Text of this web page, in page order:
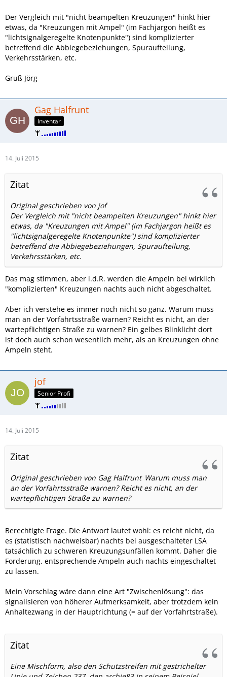
Der Vergleich mit "nicht beampelten Kreuzungen" hinkt hier
etwas, da "Kreuzungen mit Ampel" (im Fachjargon heißt es
"lichtsignalgeregelte Knotenpunkte") sind komplizierter
betreffend die Abbiegebeziehungen, Spuraufteilung,
Verkehrsstärken, etc.
Gruß Jörg
Gag Halfrunt
Inventar
14. Juli 2015
Zitat
Original geschrieben von jof
Der Vergleich mit "nicht beampelten Kreuzungen" hinkt hier
etwas, da "Kreuzungen mit Ampel" (im Fachjargon heißt es
"lichtsignalgeregelte Knotenpunkte") sind komplizierter
betreffend die Abbiegebeziehungen, Spuraufteilung,
Verkehrsstärken, etc.
Das mag stimmen, aber i.d.R. werden die Ampeln bei wirklich
"komplizierten" Kreuzungen nachts auch nicht abgeschaltet.
Aber ich verstehe es immer noch nicht so ganz. Warum muss
man an der Vorfahrtsstraße warnen? Reicht es nicht, an der
wartepflichtigen Straße zu warnen? Ein gelbes Blinklicht dort
ist doch auch schon wesentlich mehr, als an Kreuzungen ohne
Ampeln steht.
jof
Senior Profi
14. Juli 2015
Zitat
Original geschrieben von Gag Halfrunt Warum muss man
an der Vorfahrtsstraße warnen? Reicht es nicht, an der
wartepflichtigen Straße zu warnen?
Berechtigte Frage. Die Antwort lautet wohl: es reicht nicht, da
es (statistisch nachweisbar) nachts bei ausgeschalteter LSA
tatsächlich zu schweren Kreuzungsunfällen kommt. Daher die
Forderung, entsprechende Ampeln auch nachts eingeschaltet
zu lassen.
Mein Vorschlag wäre dann eine Art "Zwischenlösung": das
signalisieren von höherer Aufmerksamkeit, aber trotzdem kein
Anhaltezwang in der Hauptrichtung (= auf der Vorfahrtstraße).
Zitat
Eine Mischform, also den Schutzstreifen mit gestrichelter